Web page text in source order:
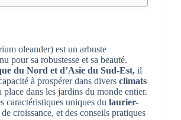
oleander) est un arbuste
pour sa robustesse et sa beauté.
du Nord et d’Asie du Sud-Est, il
à prospérer dans divers climats
place dans les jardins du monde entier.
caractéristiques uniques du laurier-
croissance, et des conseils pratiques